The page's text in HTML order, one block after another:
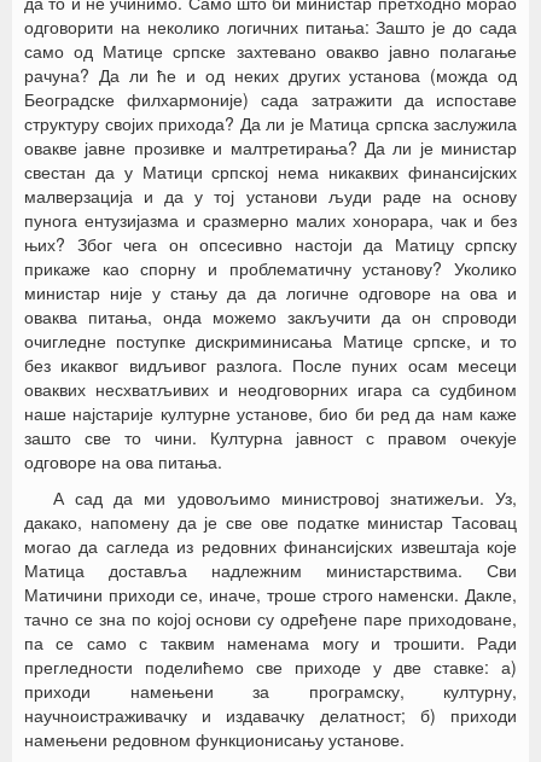
одговорити на неколико логичних питања: Зашто је до сада
само од Матице српске захтевано овакво јавно полагање
рачуна? Да ли ће и од неких других установа (можда од
Београдске филхармоније) сада затражити да испоставе
структуру својих прихода? Да ли је Матица српска заслужила
овакве јавне прозивке и малтретирања? Да ли је министар
свестан да у Матици српској нема никаквих финансијских
малверзација и да у тој установи људи раде на основу
пунога ентузијазма и сразмерно малих хонорара, чак и без
њих? Због чега он опсесивно настоји да Матицу српску
прикаже као спорну и проблематичну установу? Уколико
министар није у стању да да логичне одговоре на ова и
оваква питања, онда можемо закључити да он спроводи
очигледне поступке дискриминисања Матице српске, и то
без икаквог видљивог разлога. После пуних осам месеци
оваквих несхватљивих и неодговорних игара са судбином
наше најстарије културне установе, био би ред да нам каже
зашто све то чини. Културна јавност с правом очекује
одговоре на ова питања.
А сад да ми удовољимо министровој знатижељи. Уз,
дакако, напомену да је све ове податке министар Тасовац
могао да сагледа из редовних финансијских извештаја које
Матица доставља надлежним министарствима. Сви
Матичини приходи се, иначе, троше строго наменски. Дакле,
тачно се зна по којој основи су одређене паре приходоване,
па се само с таквим наменама могу и трошити. Ради
прегледности поделићемо све приходе у две ставке: а)
приходи намењени за програмску, културну,
научноистраживачку и издавачку делатност; б) приходи
намењени редовном функционисању установе.